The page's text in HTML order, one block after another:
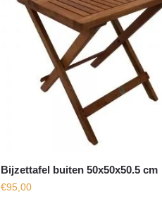
Bijzettafel buiten 50x50x50.5 cm
€95,00